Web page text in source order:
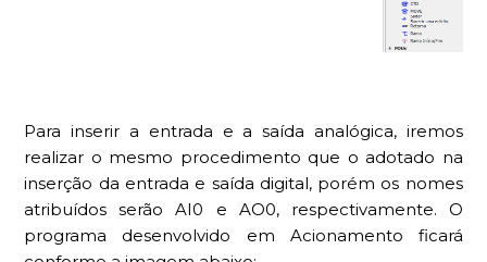
Para inserir a entrada e a saída analógica, iremos
realizar o mesmo procedimento que o adotado na
inserção da entrada e saída digital, porém os nomes
atribuídos serão AI0 e AO0, respectivamente. O
programa desenvolvido em Acionamento ficará